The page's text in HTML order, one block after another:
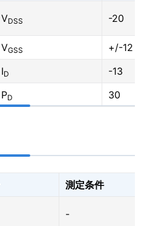
VDSS -20
VGSS
+/-12
ID
-13
PD 30
測定条件
-